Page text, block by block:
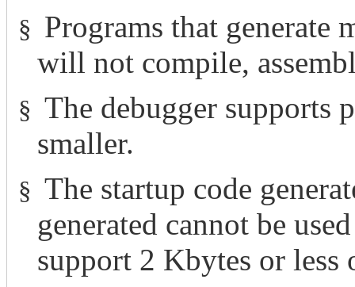
§ Programs that generate
will not compile,
§ The debugger supports
smaller.
§ The startup code
generated cannot be
support 2 Kbytes or less